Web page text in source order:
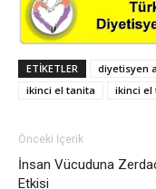
ETIKETLER diyetisyen
ikinci el tanita
ikinci el
Önceki İçerik
İnsan Vücuduna
Etkisi